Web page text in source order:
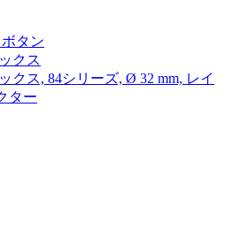
タン
クス
クス, 84シリーズ, Ø 32 mm, レイ
ター